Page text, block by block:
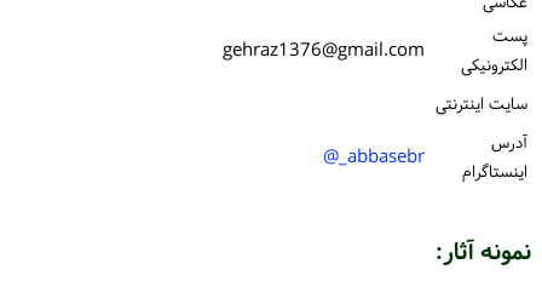
پست
الكترونیكی
gehraz1376@gmail.com
سایت اینترنتی
آدرس
اینستاگرام
abbasebr_@
نمونه آثار: